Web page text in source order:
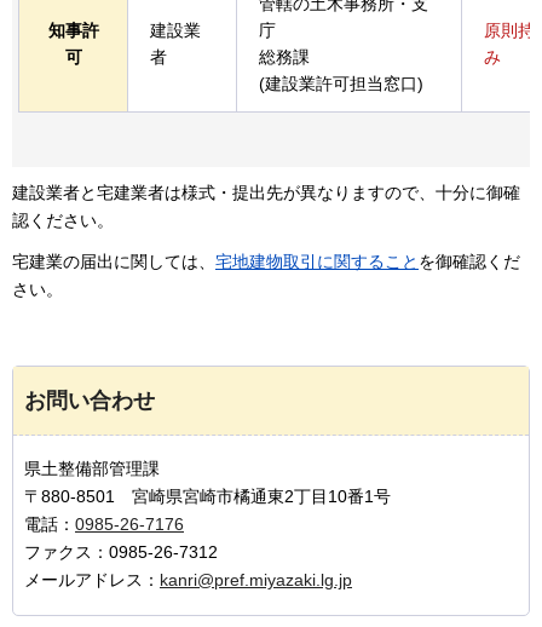
知事許
可
建設業
者
庁
総務課
(建設業許可担当窓口)
原則持
み
建設業者と宅建業者は様式・提出先が異なりますので、十分に御確
認ください。
宅建業の届出に関しては、 宅地建物取引に関すること を御確認くだ
さい。
お問い合わせ
県土整備部管理課
〒880-8501 宮崎県宮崎市橘通東2丁目10番1号
電話： 0985-26-7176
ファクス：0985-26-7312
メールアドレス： kanri@pref.miyazaki.lg.jp